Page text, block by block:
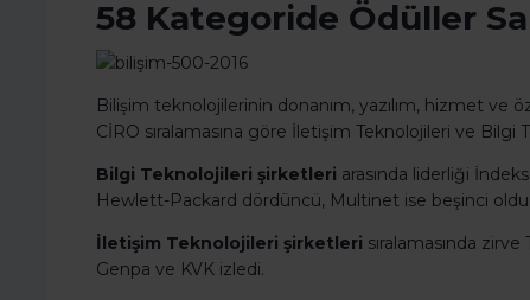
58 Kategoride Ödüller
Bilişim teknolojilerinin donanım, yazılım, hizmet ve
CİRO sıralamasına göre İletişim Teknolojileri ve
Bilgi Teknolojileri şirketleri arasında liderliği
Hewlett-Packard dördüncü, Multinet ise beşinci oldu.
İletişim Teknolojileri şirketleri sıralamasında
Genpa ve KVK izledi.